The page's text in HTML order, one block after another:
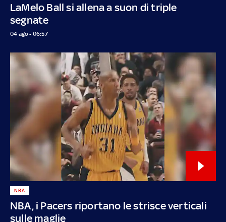
LaMelo Ball si allena a suon di triple
segnate
04 ago - 06:57
NBA, i Pacers riportano le strisce verticali
sulle maglie
NBA